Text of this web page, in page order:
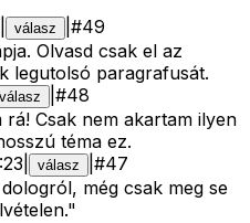
válasz #49
Olvasd csak el az
legutolsó paragrafusát.
válasz #48
Csak nem akartam ilyen
téma ez.
válasz #47
még csak meg se